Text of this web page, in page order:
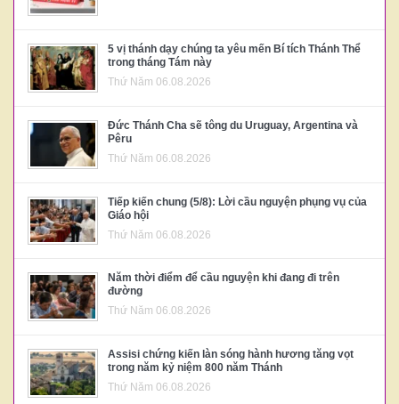
5 vị thánh dạy chúng ta yêu mến Bí tích Thánh Thể
trong tháng Tám này
Thứ Năm 06.08.2026
Đức Thánh Cha sẽ tông du Uruguay, Argentina và
Pêru
Thứ Năm 06.08.2026
Tiếp kiến chung (5/8): Lời cầu nguyện phụng vụ của
Giáo hội
Thứ Năm 06.08.2026
Năm thời điểm để cầu nguyện khi đang đi trên
đường
Thứ Năm 06.08.2026
Assisi chứng kiến làn sóng hành hương tăng vọt
trong năm kỷ niệm 800 năm Thánh
Thứ Năm 06.08.2026